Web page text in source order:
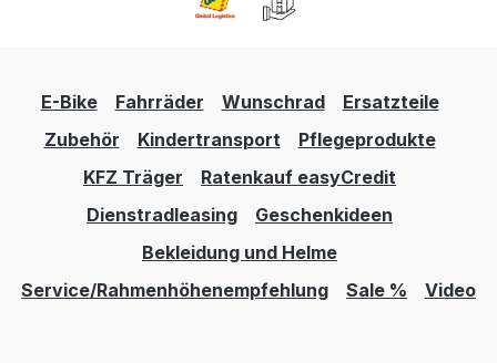
E-Bike Fahrräder Wunschrad
Ersatzteile
Zubehör
Kindertransport
Pflegeprodukte
KFZ Träger
Ratenkauf easyCredit
Dienstradleasing
Geschenkideen
Bekleidung und Helme
Service/Rahmenhöhenempfehlung
Sale % Video